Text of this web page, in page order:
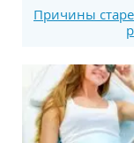
Причины